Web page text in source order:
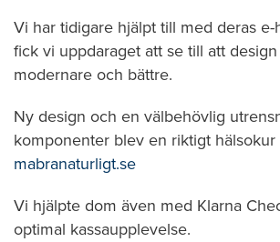
Vi har tidigare hjälpt till med deras
fick vi uppdaraget att se till att
modernare och bättre.
Ny design och en välbehövlig
komponenter blev en riktigt hälsokur
mabranaturligt.se
Vi hjälpte dom även med Klarna
optimal kassaupplevelse.